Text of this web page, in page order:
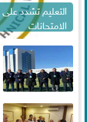
الامتحانات